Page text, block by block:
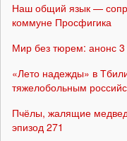
Наш общий язык —
коммуне Просфигика
Мир без тюрем: анонс 3
«Лето надежды» в
тяжелобольным
Пчёлы, жалящие
эпизод 271